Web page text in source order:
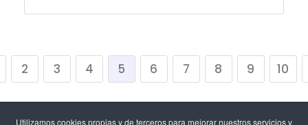
Utilizamos cookies propias y de terceros para mejorar nuestros servicios y
2 3 4 5 6 7 8 9 10